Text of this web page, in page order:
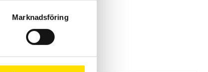
Marknadsföring